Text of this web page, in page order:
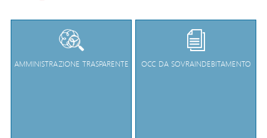
AMMINISTRAZIONE TRASPARENTE OCC DA SOVRAINDEBITAMENTO